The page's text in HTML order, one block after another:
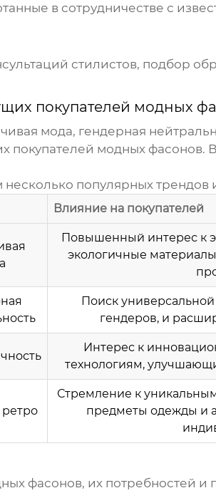
в сотрудничестве с
стилистов, подбор
покупателей модных
мода, гендерная
покупателей модных фасонов.
популярных трендов
Влияние на покупателей
Повышенный интерес к
экологичные
Поиск
гендеров, и
Интерес к
технологиям,
Стремление к
предметы одежды и
фасонов, их потребностей и